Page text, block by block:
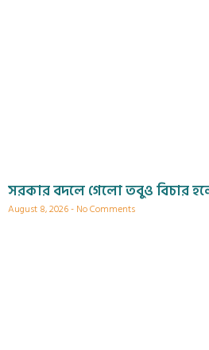
সরকার বদলে গেলো তবুও বিচার
August 8, 2026 No Comments